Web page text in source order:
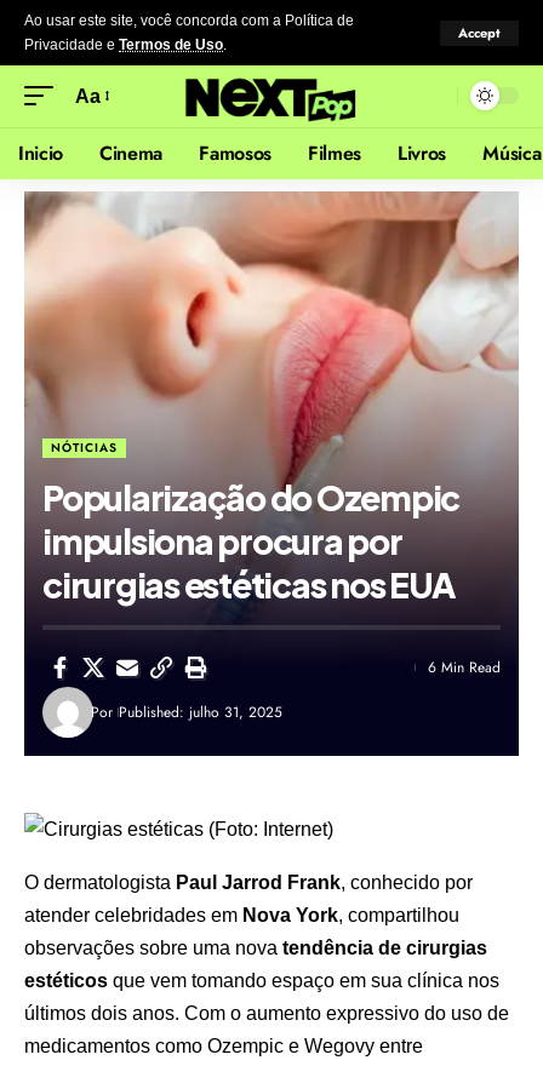
Ao usar este site, você concorda com a Política de
Privacidade e Termos de Uso.
Accept
Aa
Inicio Cinema Famosos Filmes Livros Música
NÓTICIAS
Popularização do Ozempic
impulsiona procura por
cirurgias estéticas nos EUA
Por Published: julho 31, 2025
6 Min Read
O dermatologista Paul Jarrod Frank, conhecido por
atender celebridades em Nova York, compartilhou
observações sobre uma nova tendência de cirurgias
estéticos que vem tomando espaço em sua clínica nos
últimos dois anos. Com o aumento expressivo do uso de
medicamentos como Ozempic e Wegovy entre